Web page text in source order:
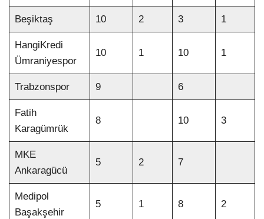
Beşiktaş 10 2 3 1
HangiKredi
Ümraniyespor
10 1 10 1
Trabzonspor 9 6
Fatih
Karagümrük
8 10 3
MKE
Ankaragücü
5 2 7
Medipol
Başakşehir
5 1 8 2